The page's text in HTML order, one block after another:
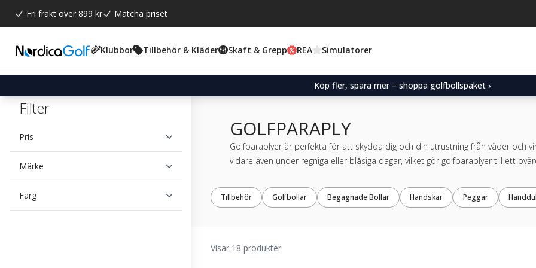
Fri frakt över 899 kr Matcha priset
Klubbor Tillbehör & Kläder Skaft & Grepp REA Simulatorer
Köp fler, spara mer – shoppa golfbollspaket ›
Filter
Pris
Märke
Färg
GOLFPARAPLY
Golfparaplyer är perfekta för att skydda dig och din utrustning från väder och
vidare även under regniga eller blåsiga dagar, vilket gör golfparaplyer till ett
Tillbehör Golfbollar Begagnade Bollar Handskar Peggar
Visar 18 produkter